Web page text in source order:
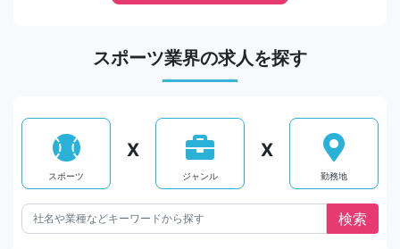
スポーツ業界の求人を探す
スポーツ
X
ジャンル
X
勤務地